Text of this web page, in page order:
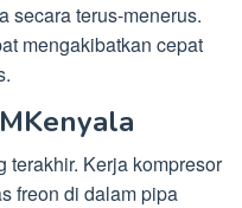
secara terus-menerus.
mengakibatkan cepat
terakhir. Kerja kompresor
freon di dalam pipa